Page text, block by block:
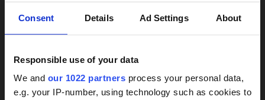
Consent Details Ad Settings About
Responsible use of your data
We and our 1022 partners process your personal data,
e.g. your IP-number, using technology such as cookies to